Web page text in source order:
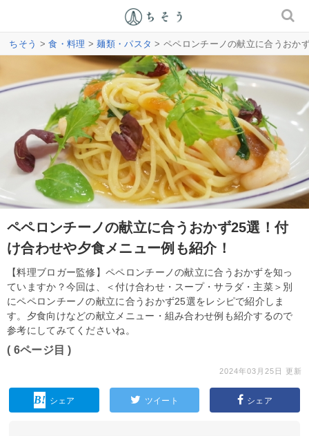
ちそう >食・料理 >麺類・パスタ > ペペロンチーノの献立に合うおか
ペペロンチーノの献立に合うおかず25選！付
け合わせや夕食メニュー例も紹介！
【料理ブロガー監修】ペペロンチーノの献立に合うおかずを知っ
ていますか？今回は、＜付け合わせ・スープ・サラダ・主菜＞別
にペペロンチーノの献立に合うおかず25選をレシピで紹介しま
す。夕食向けなどの献立メニュー・組み合わせ例も紹介するので
参考にしてみてくださいね。
( 6ページ目 )
2024年03月25日 更新
シェア ツイート シェア